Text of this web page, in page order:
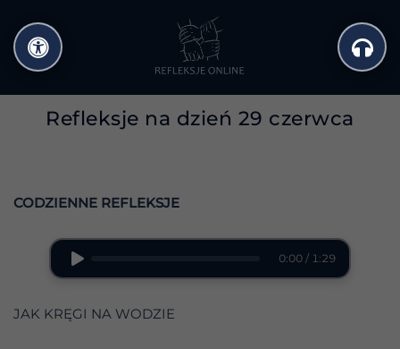
do
treści
Refleksje na dzień 29 czerwca
CODZIENNE REFLEKSJE
0:00 / 1:29
JAK KRĘGI NA WODZIE